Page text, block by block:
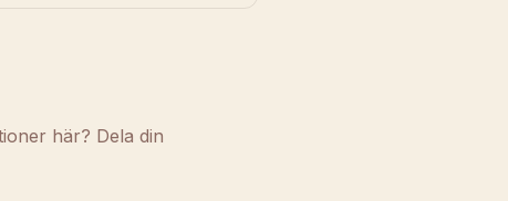
här? Dela din